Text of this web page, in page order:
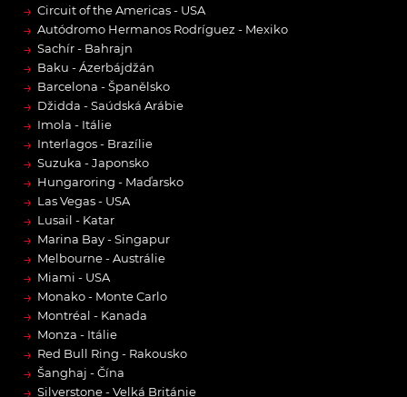
→ Circuit of the Americas - USA
→ Autódromo Hermanos Rodríguez - Mexiko
→ Sachír - Bahrajn
→ Baku - Ázerbájdžán
→ Barcelona - Španělsko
→ Džidda - Saúdská Arábie
→ Imola - Itálie
→ Interlagos - Brazílie
→ Suzuka - Japonsko
→ Hungaroring - Maďarsko
→ Las Vegas - USA
→ Lusail - Katar
→ Marina Bay - Singapur
→ Melbourne - Austrálie
→ Miami - USA
→ Monako - Monte Carlo
→ Montréal - Kanada
→ Monza - Itálie
→ Red Bull Ring - Rakousko
→ Šanghaj - Čína
→ Silverstone - Velká Británie